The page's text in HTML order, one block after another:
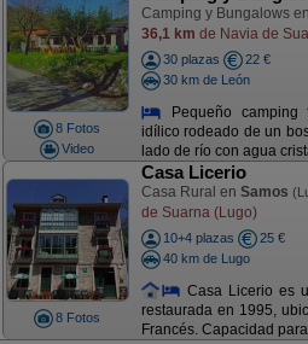
8 Fotos
Video
Camping y Bungalows en
36,1 km de Navia de
30 plazas
22 €
30 km de León
Pequeño
idílico rodeado de un
lado de río con agua
8 Fotos
Casa Licerio
Casa Rural en Samos
de Suarna (Lugo)
10+4 plazas
25 €
40 km de Lugo
Casa Licerio es
restaurada en 1995,
Francés. Capacidad